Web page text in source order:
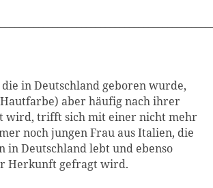
in Deutschland geboren wurde,
aber häufig nach ihrer
wird, trifft sich mit einer nicht mehr
noch jungen Frau aus Italien, die
in Deutschland lebt und ebenso
Herkunft gefragt wird.